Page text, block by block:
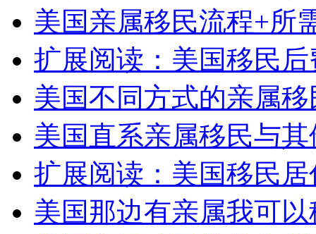
美国亲属移民流程+所
扩展阅读：美国移民后
美国不同方式的亲属
美国直系亲属移民与
扩展阅读：美国移民
美国那边有亲属我可